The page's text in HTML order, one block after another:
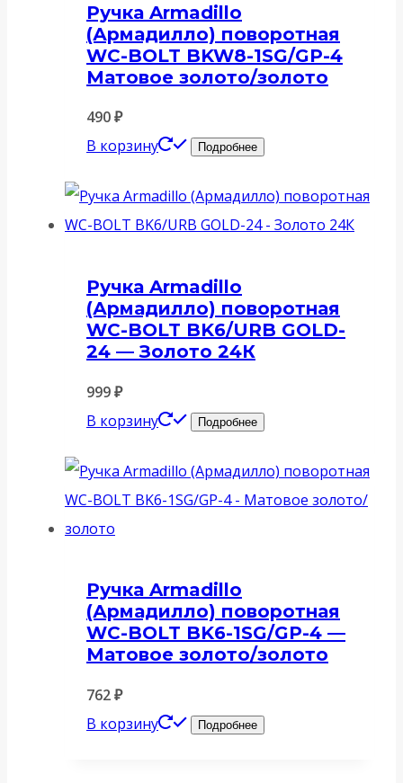
Ручка Armadillo
(Армадилло) поворотная
WC-BOLT BKW8-1SG/GP-4
Матовое золото/золото
490₽
В корзину
Подробнее
Ручка Armadillo
(Армадилло) поворотная
WC-BOLT BK6/URB GOLD-
24 — Золото 24К
999₽
В корзину
Подробнее
Ручка Armadillo
(Армадилло) поворотная
WC-BOLT BK6-1SG/GP-4 —
Матовое золото/золото
762₽
В корзину
Подробнее